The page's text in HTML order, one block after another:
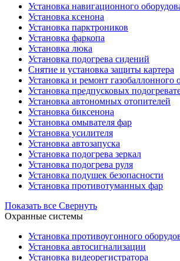
Установка навигационного
Установка ксенона
Установка парктроников
Установка фаркопа
Установка люка
Установка подогрева сидений
Снятие и установка защиты картера
Установка и ремонт газобаллонного
Установка предпусковых
Установка автономных отопителей
Установка биксенона
Установка омывателя фар
Установка усилителя
Установка автозапуска
Установка подогрева зеркал
Установка подогрева руля
Установка подушек безопасности
Установка противотуманных фар
Показать все Свернуть
Охранные системы
Установка противоугонного
Установка автосигнализации
Установка видеорегистратора